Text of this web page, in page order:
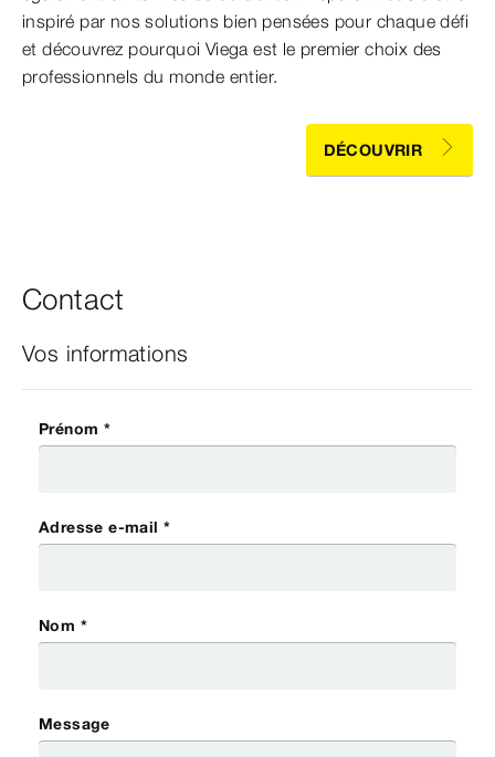
inspiré par nos solutions bien pensées pour chaque défi
et découvrez pourquoi Viega est le premier choix des
professionnels du monde entier.
DÉCOUVRIR
Contact
Vos informations
Prénom *
Adresse e-mail *
Nom *
Message